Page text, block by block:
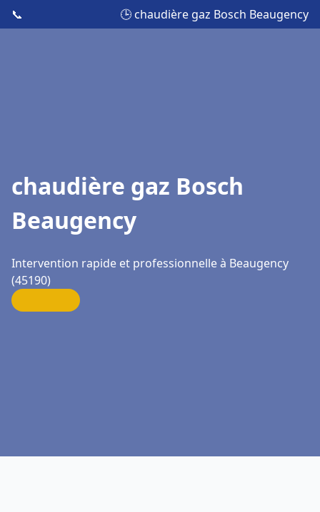
📞 🕒 chaudière gaz Bosch Beaugency
chaudière gaz Bosch
Beaugency
Intervention rapide et professionnelle à Beaugency
(45190)